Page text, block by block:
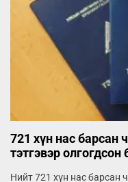
721 хүн нас барсан
тэтгэвэр олгогдсон
Нийт 721 хүн нас барсан